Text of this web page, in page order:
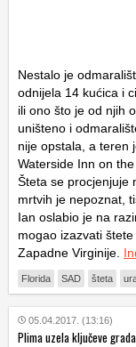
Nestalo je
odnijela 14 kućica i
ili ono što je od njih
uništeno i
nije opstala, a teren
Waterside Inn on
Šteta se procjenjuje
mrtvih je nepoznat,
Ian oslabio je na
mogao izazvati
Zapadne Virginije.
Florida SAD šteta
05.04.2017. (13:16)
Plima uzela ključeve grada